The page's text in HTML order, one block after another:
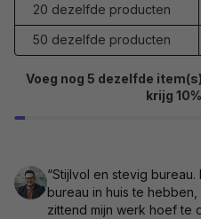
20 dezelfde producten
50 dezelfde producten
Voeg nog 5 dezelfde
krijg
“Stijlvol en stevig
bureau in huis te
zittend mijn werk hoef te